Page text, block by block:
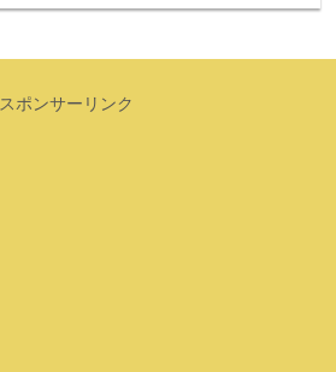
限大です。文章の校正文章の要約Excel
スポンサーリンク